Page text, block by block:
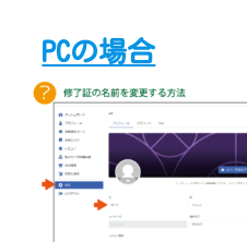
PCの場合